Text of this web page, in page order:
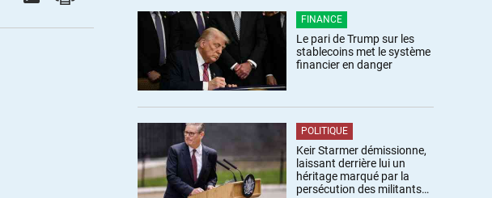
FINANCE
Le pari de Trump sur les
stablecoins met le système
financier en danger
POLITIQUE
Keir Starmer démissionne,
laissant derrière lui un
héritage marqué par la
persécution des militants